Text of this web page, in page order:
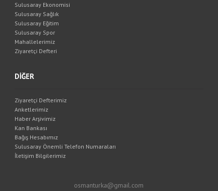
Sulusaray Ekonomisi
Sulusaray Sağlık
Sulusaray Eğitim
Sulusaray Spor
Mahallelerimiz
Ziyaretçi Defteri
DİĞER
Ziyaretçi Defterimiz
Anketlerimiz
Haber Arşivimiz
Kan Bankası
Bağış Hesabımız
Sulusaray Önemli Telefon Numaraları
İletişim Bilgilerimiz
osmanturka@gmail.com